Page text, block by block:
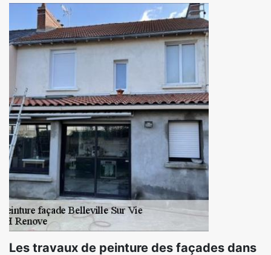
Les travaux de peinture des façades dans